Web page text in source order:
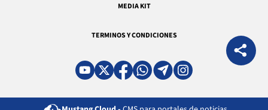
MEDIA KIT
TERMINOS Y CONDICIONES